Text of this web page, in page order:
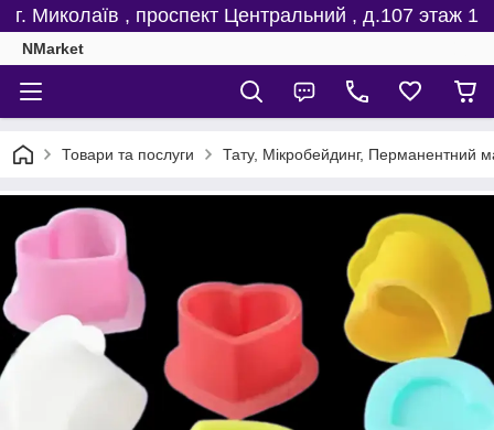
г. Миколаїв , проспект Центральний , д.107 этаж 1
NMarket
Товари та послуги Тату, Мікробейдинг, Перманентний